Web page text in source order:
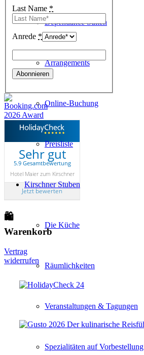
Dependance Suiten
Arrangements
Online-Buchung
Preisliste
Kirschner Stuben
Die Küche
Räumlichkeiten
Veranstaltungen & Tagungen
Spezialitäten auf Vorbestellung
Last Name *
Anrede *
Sehr gut
5.9 Gesamtbewertung
Hotel Maier zum Kirschner
Jetzt bewerten
🛍
Warenkorb
Vertrag
widerrufen